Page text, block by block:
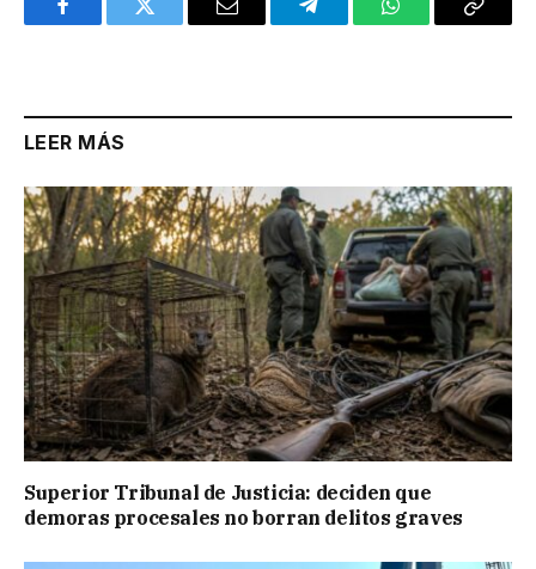
FacebookTwitter Email TelegramWhatsAppCopy
LEER MÁS
Superior Tribunal de Justicia: deciden que
demoras procesales no borran delitos graves